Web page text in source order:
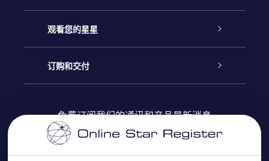
联系我们
博客
评论
Online Star礼物
OSR 礼物包
OSR 礼物卡
观看您的星星
Online Star Register
个性化的Star Page
订购和交付
付款信息
免费订阅我们的通讯和产品最新消息